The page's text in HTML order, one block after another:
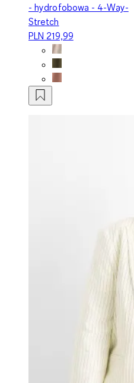
- hydrofobowa - 4-Way-
Stretch
PLN 219,99